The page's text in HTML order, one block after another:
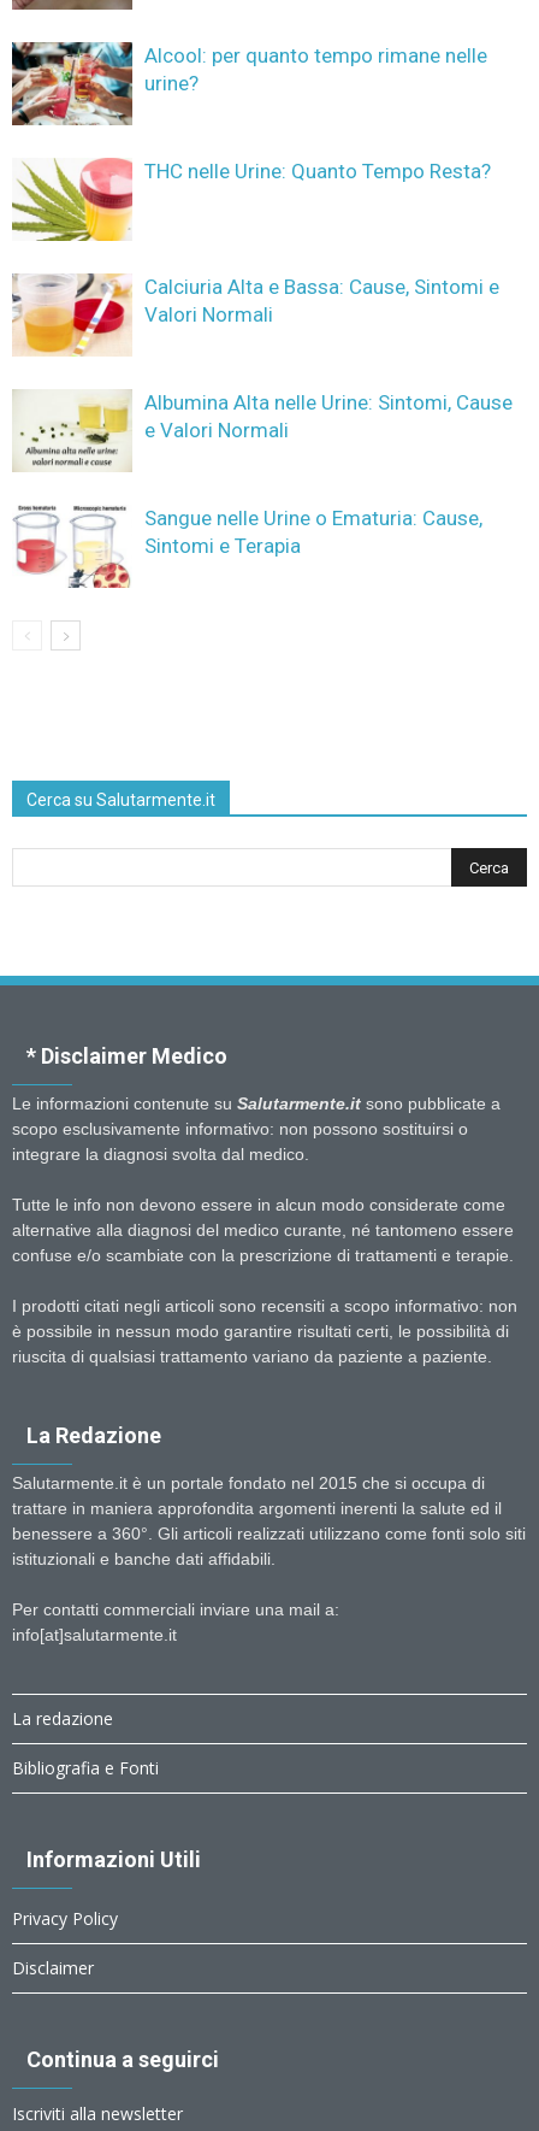
Alcool: per quanto tempo rimane nelle
urine?
THC nelle Urine: Quanto Tempo Resta?
Calciuria Alta e Bassa: Cause, Sintomi e
Valori Normali
Albumina Alta nelle Urine: Sintomi, Cause
e Valori Normali
Sangue nelle Urine o Ematuria: Cause,
Sintomi e Terapia
Cerca su Salutarmente.it
* Disclaimer Medico
Le informazioni contenute su Salutarmente.it sono pubblicate a
scopo esclusivamente informativo: non possono sostituirsi o
integrare la diagnosi svolta dal medico.
Tutte le info non devono essere in alcun modo considerate come
alternative alla diagnosi del medico curante, né tantomeno essere
confuse e/o scambiate con la prescrizione di trattamenti e terapie.
I prodotti citati negli articoli sono recensiti a scopo informativo: non
è possibile in nessun modo garantire risultati certi, le possibilità di
riuscita di qualsiasi trattamento variano da paziente a paziente.
La Redazione
Salutarmente.it è un portale fondato nel 2015 che si occupa di
trattare in maniera approfondita argomenti inerenti la salute ed il
benessere a 360°. Gli articoli realizzati utilizzano come fonti solo siti
istituzionali e banche dati affidabili.
Per contatti commerciali inviare una mail a:
info[at]salutarmente.it
La redazione
Bibliografia e Fonti
Informazioni Utili
Privacy Policy
Disclaimer
Continua a seguirci
Iscriviti alla newsletter